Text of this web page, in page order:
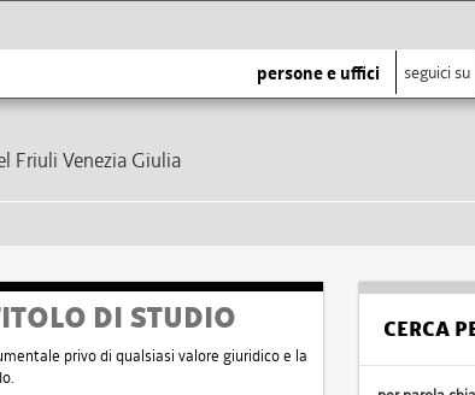
persone e uffici seguici su
Friuli Venezia Giulia
DI STUDIO
privo di qualsiasi valore giuridico e la
CERCA